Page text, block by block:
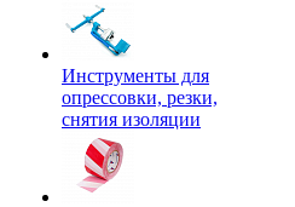
Инструменты для
опрессовки, резки,
снятия изоляции